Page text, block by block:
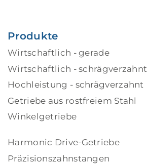
Produkte
Wirtschaftlich - gerade
Wirtschaftlich - schrägverzahnt
Hochleistung - schrägverzahnt
Getriebe aus rostfreiem Stahl
Winkelgetriebe
Harmonic Drive-Getriebe
Präzisionszahnstangen